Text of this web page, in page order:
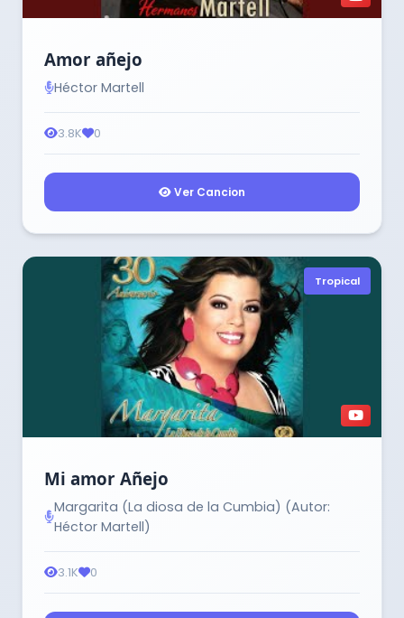
Amor añejo
Héctor Martell
3.8K 0
Ver Cancion
Tropical
Mi amor Añejo
Margarita (La diosa de la Cumbia) (Autor:
Héctor Martell)
3.1K 0